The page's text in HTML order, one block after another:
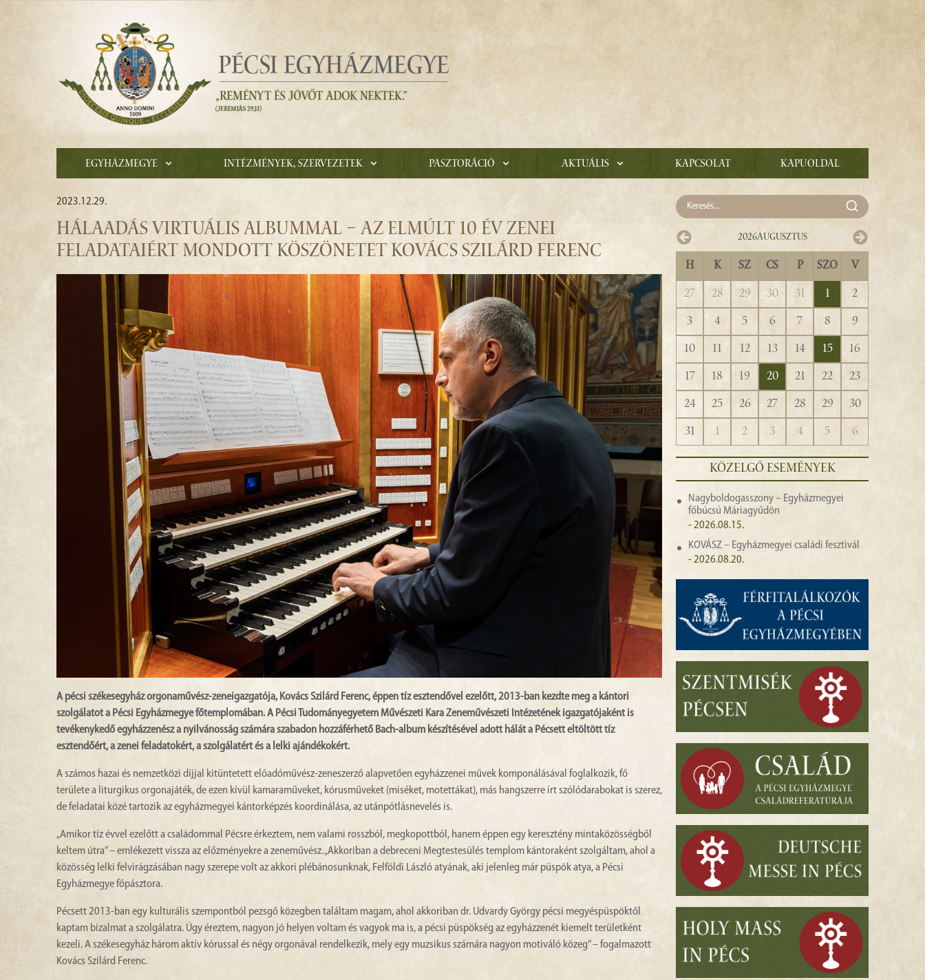
Egyházmegye Intézmények, szervezetek Pasztoráció Aktuális Kapcsolat Kapuoldal
2023.12.29.
HÁLAADÁS VIRTUÁLIS ALBUMMAL – AZ ELMÚLT 10 ÉV ZENEI
FELADATAIÉRT MONDOTT KÖSZÖNETET KOVÁCS SZILÁRD FERENC
A pécsi székesegyház orgonaművész-zeneigazgatója, Kovács Szilárd Ferenc, éppen tíz esztendővel ezelőtt, 2013-ban kezdte meg a kántori
szolgálatot a Pécsi Egyházmegye főtemplomában. A Pécsi Tudományegyetem Művészeti Kara Zeneművészeti Intézetének igazgatójaként is
tevékenykedő egyházzenész a nyilvánosság számára szabadon hozzáférhető Bach-album készítésével adott hálát a Pécsett eltöltött tíz
esztendőért, a zenei feladatokért, a szolgálatért és a lelki ajándékokért.
A számos hazai és nemzetközi díjjal kitüntetett előadóművész-zeneszerző alapvetően egyházzenei művek komponálásával foglalkozik, fő
területe a liturgikus orgonajáték, de ezen kívül kamaraműveket, kórusműveket (miséket, motettákat), más hangszerre írt szólódarabokat is szerez,
de feladatai közé tartozik az egyházmegyei kántorképzés koordinálása, az utánpótlásnevelés is.
„Amikor tíz évvel ezelőtt a családommal Pécsre érkeztem, nem valami rosszból, megkopottból, hanem éppen egy keresztény mintaközösségből
keltem útra” – emlékezett vissza az előzményekre a zeneművész. „Akkoriban a debreceni Megtestesülés templom kántoraként szolgáltam, ahol a
közösség lelki felvirágzásában nagy szerepe volt az akkori plébánosunknak, Felföldi László atyának, aki jelenleg már püspök atya, a Pécsi
Egyházmegye főpásztora.
Pécsett 2013-ban egy kulturális szempontból pezsgő közegben találtam magam, ahol akkoriban dr. Udvardy György pécsi megyéspüspöktől
kaptam bizalmat a szolgálatra. Úgy éreztem, nagyon jó helyen voltam és vagyok ma is, a pécsi püspökség az egyházzenét kiemelt területként
kezeli. A székesegyház három aktív kórussal és négy orgonával rendelkezik, mely egy muzsikus számára nagyon motiváló közeg” – fogalmazott
Kovács Szilárd Ferenc.
2026Augusztus
H K SZ CS P SZO V
27 28 29 30 31 1
2
3
4 5 6 7 8
9
10
11 12 13 14 15
16
17
18 19 20 21 22
23
24
25 26 27 28 29
30
31
1 2 3 4 5 6
KÖZELGŐ ESEMÉNYEK
Nagyboldogasszony – Egyházmegyei
főbúcsú Máriagyűdön
- 2026.08.15.
KOVÁSZ – Egyházmegyei családi fesztivál
- 2026.08.20.